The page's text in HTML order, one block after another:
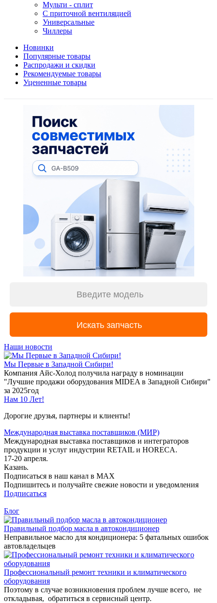
Мульти - сплит
С приточной вентиляцией
Универсальные
Чиллеры
Новинки
Популярные товары
Распродажи и скидки
Рекомендуемые товары
Уцененные товары
Наши новости
Мы Первые в Западной Сибири!
Компания Айс-Холод получила награду в номинации
"Лучшие продажи оборудования MIDEA в Западной Сибири"
за 2025год
Нам 10 Лет!
Дорогие друзья, партнеры и клиенты!
Международная выставка поставщиков (МИР)
Международная выставка поставщиков и интеграторов
продукции и услуг индустрии RETAIL и HORECA.
17-20 апреля.
Казань.
Подписаться в наш канал в MAX
Подпишитесь и получайте свежие новости и уведомления
Подписаться
Блог
Правильный подбор масла в автокондиционер
Неправильное масло для кондиционера: 5 фатальных ошибок
автовладельцев
Профессиональный ремонт техники и климатического
оборудования
Поэтому в случае возникновения проблем лучше всего, не
откладывая, обратиться в сервисный центр.